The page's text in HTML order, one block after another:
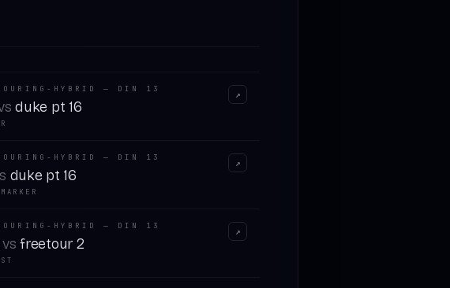
HYBRID — DIN 13
duke pt 16
↗
HYBRID — DIN 13
duke pt 16
MARKER
↗
HYBRID — DIN 13
vs freetour 2
↗